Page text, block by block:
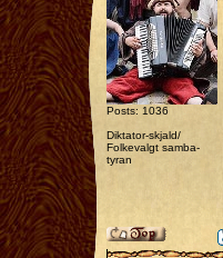
Posts: 1036
Diktator-skjald/
Folkevalgt samba-
tyran